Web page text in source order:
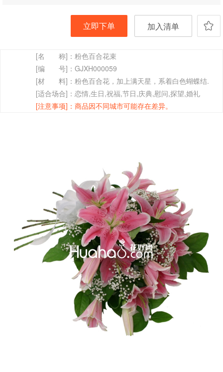
立即下单 加入清单
[名 称]： 粉色百合花束
[编 号]： GJXH000059
[材 料]： 粉色百合花，加上满天星，系着白色蝴蝶结.
[适合场合]： 恋情,生日,祝福,节日,庆典,慰问,探望,婚礼
[注意事项]： 商品因不同城市可能存在差异。